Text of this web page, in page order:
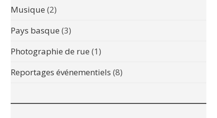
Musique (2)
Pays basque (3)
Photographie de rue (1)
Reportages événementiels (8)